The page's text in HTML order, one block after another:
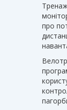
про